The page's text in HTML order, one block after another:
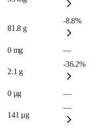
81.8 g
-8.8%
0 mg —
2.1 g
-36.2%
0 µg
—
141 µg
—